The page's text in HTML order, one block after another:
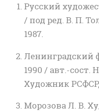
Русский
/ под ред. В. П.
1987.
Ленинградский
1990 / авт.-
Художник РСФСР,
Морозова Л. В.